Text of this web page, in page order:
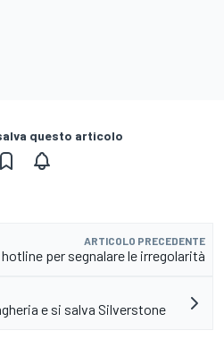
questo articolo
ARTICOLO PRECEDENTE
hotline per segnalare le irregolarità
e si salva Silverstone